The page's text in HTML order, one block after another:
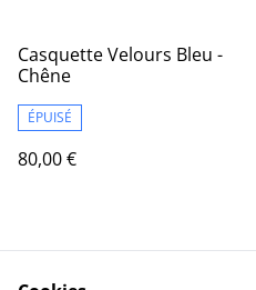
Casquette Velours Bleu -
Chêne
ÉPUISÉ
80,00 €